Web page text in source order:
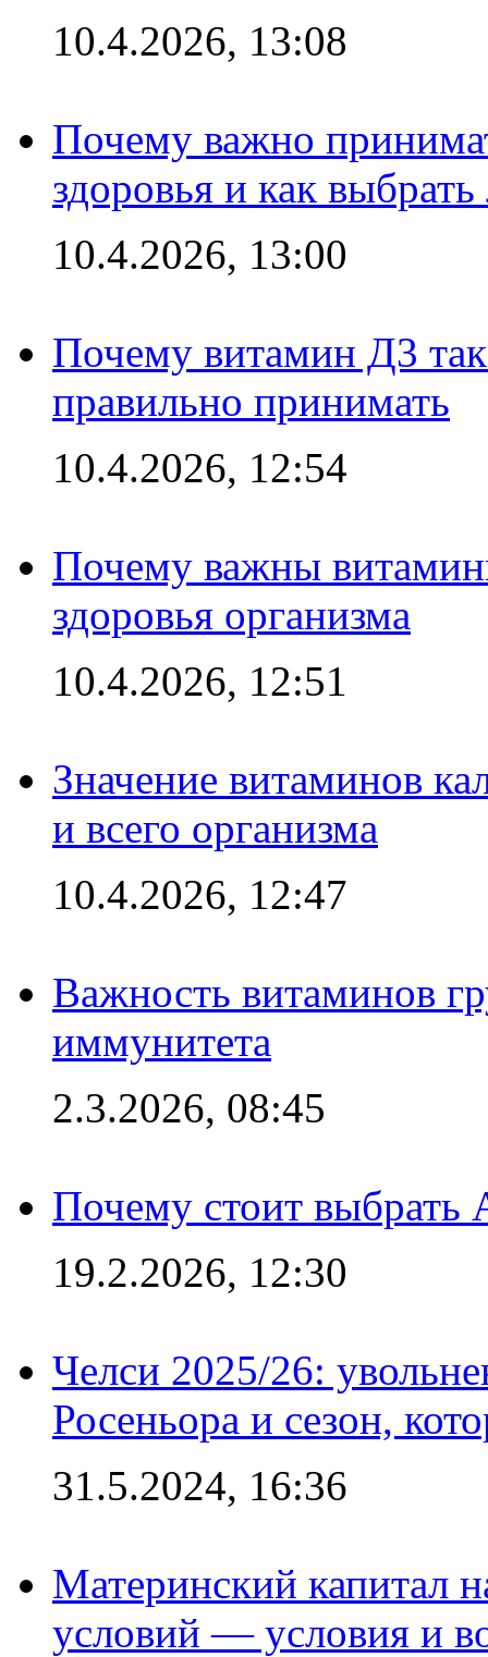
10.4.2026, 13:08
Почему важно
здоровья и как
10.4.2026, 13:00
Почему витамин Д3 так
правильно принимать
10.4.2026, 12:54
Почему важны
здоровья организма
10.4.2026, 12:51
Значение витаминов
и всего организма
10.4.2026, 12:47
Важность витаминов
иммунитета
2.3.2026, 08:45
Почему стоит выбрать
19.2.2026, 12:30
Челси 2025/26:
Росеньора и сезон,
31.5.2024, 16:36
Материнский капитал
условий — условия и